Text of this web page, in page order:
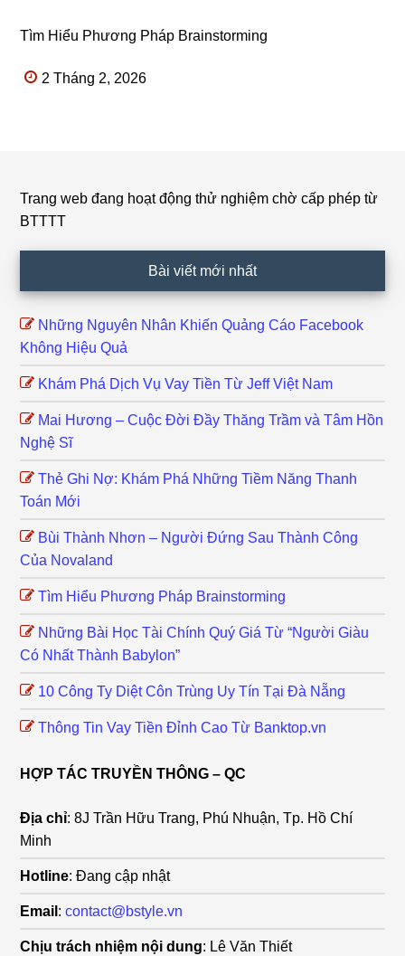
Tìm Hiểu Phương Pháp Brainstorming
2 Tháng 2, 2026
Footer
Trang web đang hoạt động thử nghiệm chờ cấp phép từ
BTTTT
Bài viết mới nhất
Những Nguyên Nhân Khiến Quảng Cáo Facebook
Không Hiệu Quả
Khám Phá Dịch Vụ Vay Tiền Từ Jeff Việt Nam
Mai Hương – Cuộc Đời Đầy Thăng Trầm và Tâm Hồn
Nghệ Sĩ
Thẻ Ghi Nợ: Khám Phá Những Tiềm Năng Thanh
Toán Mới
Bùi Thành Nhơn – Người Đứng Sau Thành Công
Của Novaland
Tìm Hiểu Phương Pháp Brainstorming
Những Bài Học Tài Chính Quý Giá Từ “Người Giàu
Có Nhất Thành Babylon”
10 Công Ty Diệt Côn Trùng Uy Tín Tại Đà Nẵng
Thông Tin Vay Tiền Đỉnh Cao Từ Banktop.vn
HỢP TÁC TRUYỀN THÔNG – QC
Địa chỉ: 8J Trần Hữu Trang, Phú Nhuận, Tp. Hồ Chí
Minh
Hotline: Đang cập nhật
Email :contact@bstyle.vn
Chịu trách nhiệm nội dung: Lê Văn Thiết